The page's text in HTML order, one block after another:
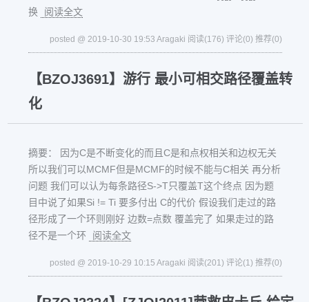
换
阅读全文
posted @ 2019-10-30 19:53 Aragaki 阅读(176) 评论(0) 推荐(0)
【BZOJ3691】游行 最小可相交路径覆盖转
化
摘要： 因为C是不断变化的而且C是和点权相关和边权无关
所以我们可以MCMF但是MCMF的时候不能与C相关 再分析
问题 我们可以认为每条路径S->T只覆盖T这个终点 因为题
目中说了如果Si != Ti 要多付出 C的代价 假设我们走过的路
径形成了一个环则刚好 边数=点数 覆盖完了 如果走过的路
径不是一个环
阅读全文
posted @ 2019-10-29 10:15 Aragaki 阅读(201) 评论(1) 推荐(0)